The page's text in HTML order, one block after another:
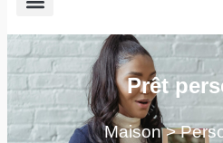
Prêt
Maison >